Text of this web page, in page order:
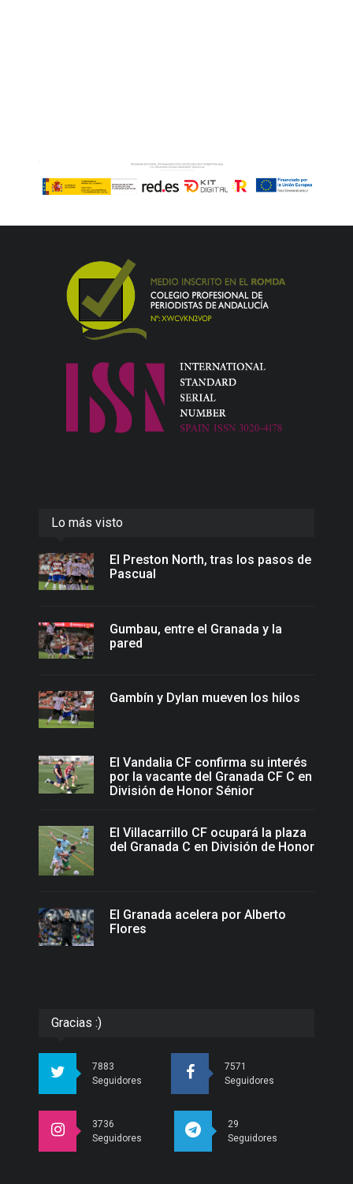
Lo más visto
El Preston North, tras los pasos de
Pascual
Gumbau, entre el Granada y la
pared
Gambín y Dylan mueven los hilos
El Vandalia CF confirma su interés
por la vacante del Granada CF C en
División de Honor Sénior
El Villacarrillo CF ocupará la plaza
del Granada C en División de Honor
El Granada acelera por Alberto
Flores
Gracias :)
7883
Seguidores
7571
Seguidores
3736
Seguidores
29
Seguidores